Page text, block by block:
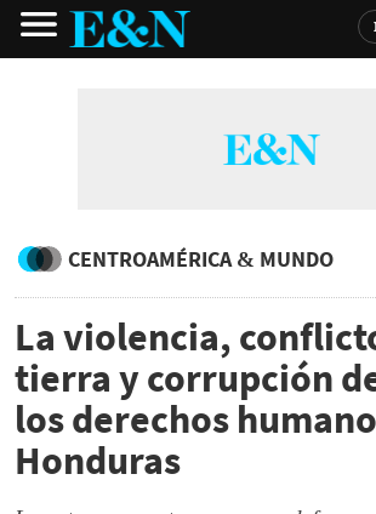
CENTROAMÉRICA & MUNDO
La violencia,
tierra y corrupción
los derechos
Honduras